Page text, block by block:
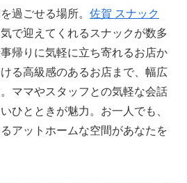
過ごせる場所。 佐賀 スナック
で迎えてくれるスナックが数多
帰りに気軽に立ち寄れるお店か
る高級感のあるお店まで、幅広
ママやスタッフとの気軽な会話
ひとときが魅力。お一人でも、
アットホームな空間があなたを